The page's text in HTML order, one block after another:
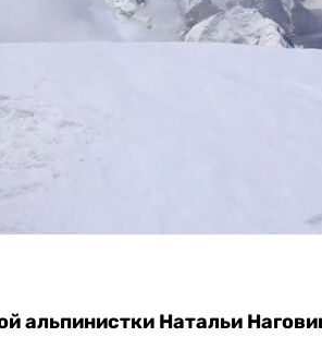
альпинистки Натальи